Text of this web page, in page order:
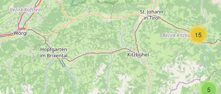
5
15